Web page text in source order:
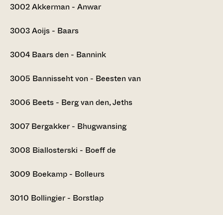
3002Akkerman - Anwar
3003Aoijs - Baars
3004 Baars den - Bannink
3005 Bannisseht von - Beesten van
3006 Beets - Berg van den, Jeths
3007 Bergakker - Bhugwansing
3008 Biallosterski - Boeff de
3009 Boekamp - Bolleurs
3010 Bollingier - Borstlap